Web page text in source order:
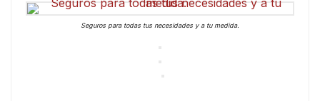
Seguros para todas tus necesidades y a tu medida.